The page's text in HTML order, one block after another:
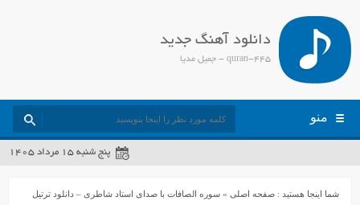
دانلود آهنگ جدید
quran-445 - جمیل مدیا
منو
پنج شنبه ۱۵ مرداد ۱۴۰۵
شما اینجا هستید :صفحه اصلی »سوره الصافات با صدای استاد شاطری – دانلود ترتیل